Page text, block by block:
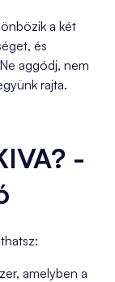
a két
és
aggódj, nem
rajta.
-
amelyben a